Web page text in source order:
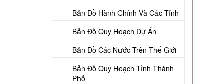
Bản Đồ Hành Chính Và Các Tỉnh
Bản Đồ Quy Hoạch Dự Án
Bản Đồ Các Nước Trên Thế Giới
Bản Đồ Quy Hoạch Tỉnh Thành
Phố